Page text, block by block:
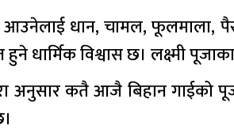
धान, चामल, फूलमाला,
हुने धार्मिक विश्वास छ। लक्ष्मी
अनुसार कतै आजै बिहान गाईको